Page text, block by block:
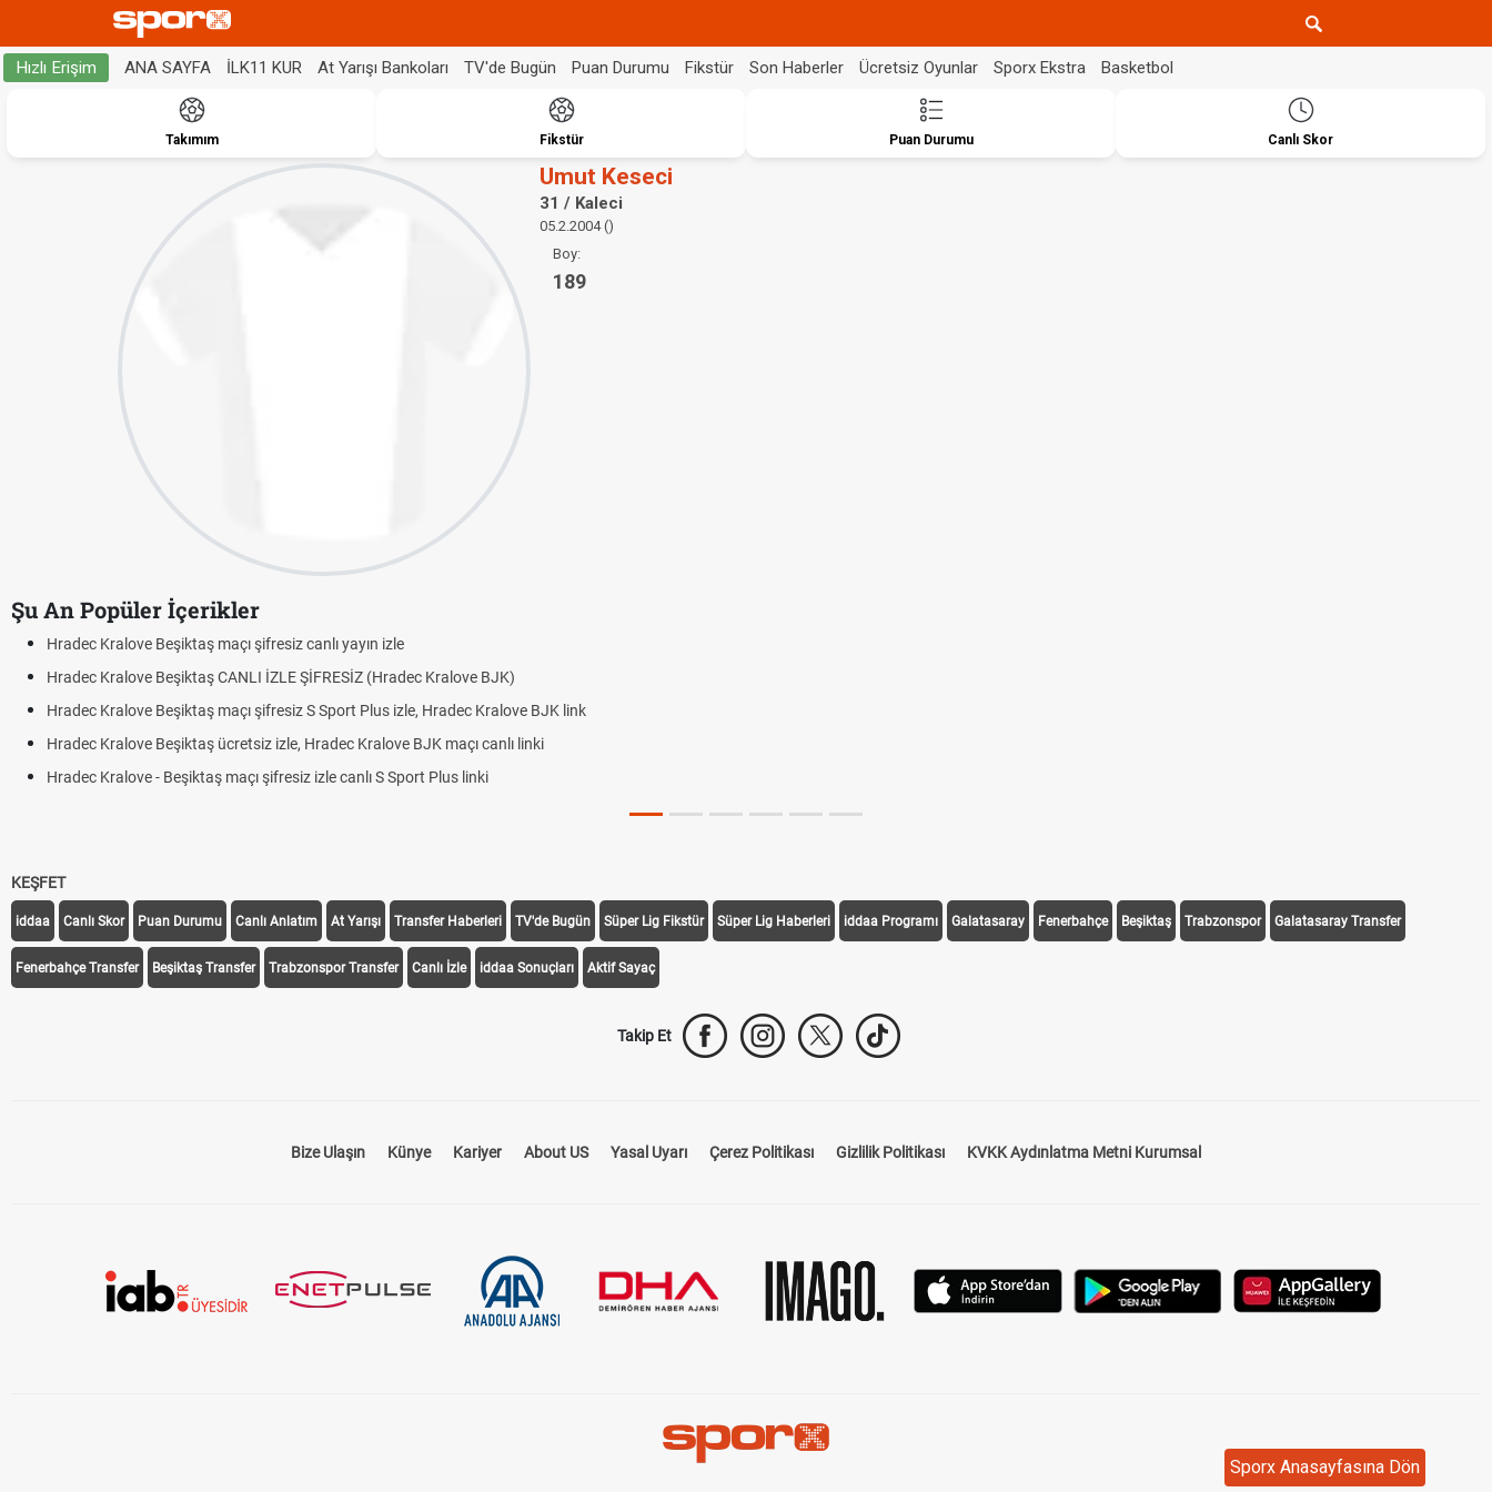
Hızlı Erişim ANA SAYFA İLK11 KUR At Yarışı Bankoları TV'de Bugün Puan Durumu Fikstür Son Haberler Ücretsiz Oyunlar Sporx Ekstra Basketbol
Takımım Fikstür Puan Durumu Canlı Skor
Umut Keseci
31 / Kaleci
05.2.2004 ()
Boy:
189
Sporx Anasayfasına Dön
Şu An Popüler İçerikler
Hradec Kralove Beşiktaş maçı şifresiz canlı yayın izle
Hradec Kralove Beşiktaş CANLI İZLE ŞİFRESİZ (Hradec Kralove BJK)
Hradec Kralove Beşiktaş maçı şifresiz S Sport Plus izle, Hradec Kralove BJK link
Hradec Kralove Beşiktaş ücretsiz izle, Hradec Kralove BJK maçı canlı linki
Hradec Kralove - Beşiktaş maçı şifresiz izle canlı S Sport Plus linki
KEŞFET
iddaa Canlı Skor Puan Durumu Canlı Anlatım At Yarışı Transfer Haberleri TV'de Bugün Süper Lig Fikstür Süper Lig Haberleri iddaa Programı Galatasaray Fenerbahçe Beşiktaş Trabzonspor Galatasaray Transfer
Fenerbahçe Transfer Beşiktaş Transfer Trabzonspor Transfer Canlı İzle iddaa Sonuçları Aktif Sayaç
Takip Et
Bize Ulaşın Künye Kariyer About US Yasal Uyarı Çerez Politikası Gizlilik Politikası KVKK Aydınlatma Metni Kurumsal